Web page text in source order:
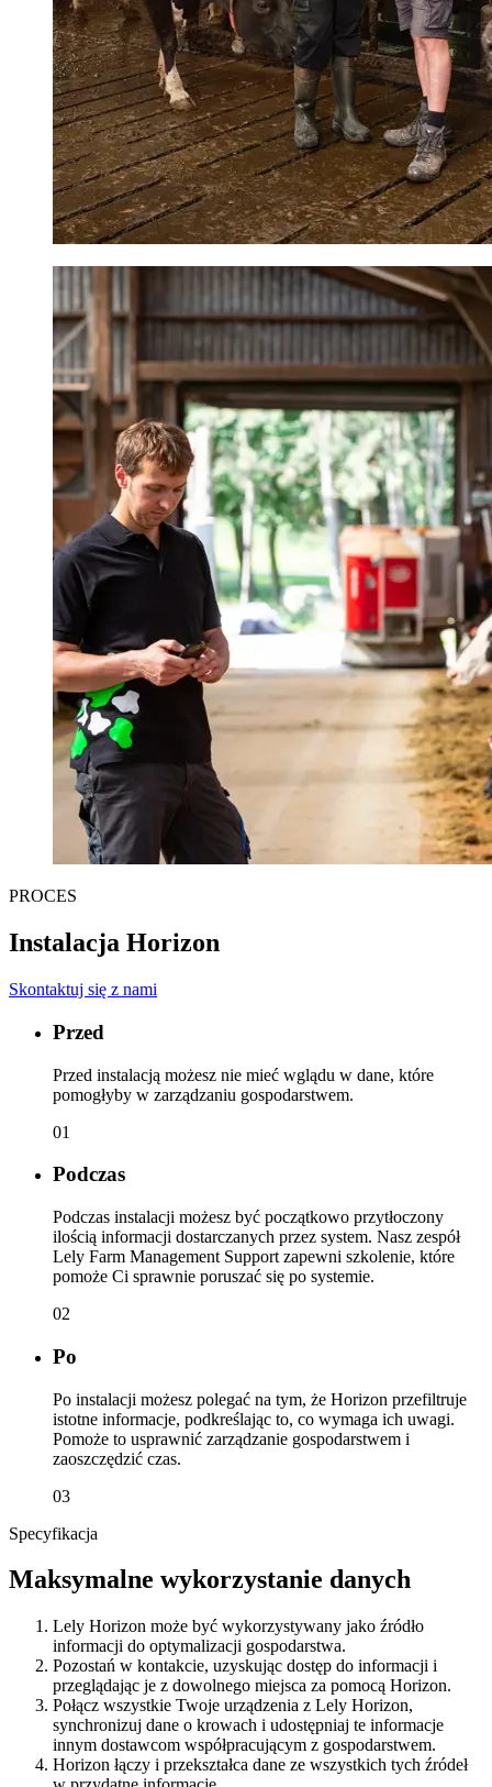
PROCES
Instalacja Horizon
Skontaktuj się z nami
Przed
Przed instalacją możesz nie mieć wglądu w dane, które
pomogłyby w zarządzaniu gospodarstwem.
01
Podczas
Podczas instalacji możesz być początkowo przytłoczony
ilością informacji dostarczanych przez system. Nasz zespół
Lely Farm Management Support zapewni szkolenie, które
pomoże Ci sprawnie poruszać się po systemie.
02
Po
Po instalacji możesz polegać na tym, że Horizon przefiltruje
istotne informacje, podkreślając to, co wymaga ich uwagi.
Pomoże to usprawnić zarządzanie gospodarstwem i
zaoszczędzić czas.
03
Specyfikacja
Maksymalne wykorzystanie danych
Lely Horizon może być wykorzystywany jako źródło
informacji do optymalizacji gospodarstwa.
Pozostań w kontakcie, uzyskując dostęp do informacji i
przeglądając je z dowolnego miejsca za pomocą Horizon.
Połącz wszystkie Twoje urządzenia z Lely Horizon,
synchronizuj dane o krowach i udostępniaj te informacje
innym dostawcom współpracującym z gospodarstwem.
Horizon łączy i przekształca dane ze wszystkich tych źródeł